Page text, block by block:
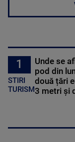
1
STIRI
TURISM
Unde se
pod din
două țări
3 metri și